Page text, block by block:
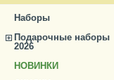
Наборы
Подарочные наборы
2026
НОВИНКИ